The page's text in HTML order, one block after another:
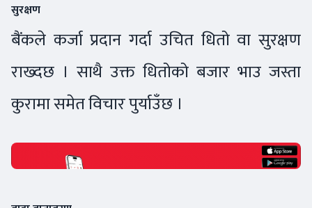
सुरक्षण
बैंकले कर्जा प्रदान गर्दा उचित धितो वा सुरक्षण
राख्दछ । साथै उक्त धितोको बजार भाउ जस्ता
कुरामा समेत विचार पुर्याउँछ ।